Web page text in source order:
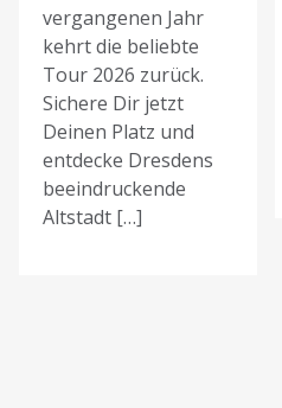
vergangenen Jahr
kehrt die beliebte
Tour 2026 zurück.
Sichere Dir jetzt
Deinen Platz und
entdecke Dresdens
beeindruckende
Altstadt […]